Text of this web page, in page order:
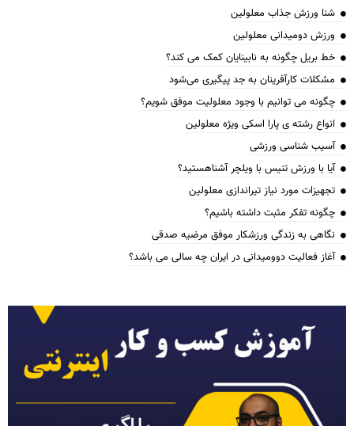
شنا ورزش جذاب معلولین
ورزش دومیدانی معلولین
خط بریل چگونه به نابینایان کمک می کند؟
مشکلات کارآفرینان به جد پیگیری می‌شود
چگونه می توانیم با وجود معلولیت موفق شویم؟
انواع رشته ی پارا اسکی ویژه معلولین
آسیب شناسی ورزشی
آیا با ورزش تنیس با ویلچر آشناهستید؟
تجهیزات مورد نیاز تیراندازی معلولین
چگونه تفکر مثبت داشته باشیم؟
نگاهی به زندگی ورزشکار موفق مرضیه صدقی
آغاز فعالیت دوومیدانی در ایران چه سالی می باشد؟